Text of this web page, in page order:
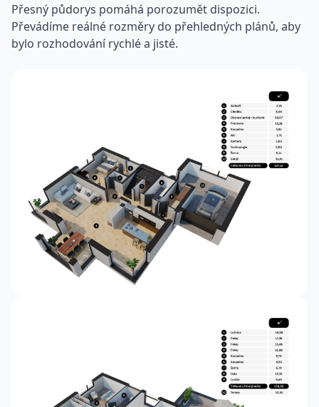
Přesný půdorys pomáhá porozumět dispozici.
Převádíme reálné rozměry do přehledných plánů, aby
bylo rozhodování rychlé a jisté.